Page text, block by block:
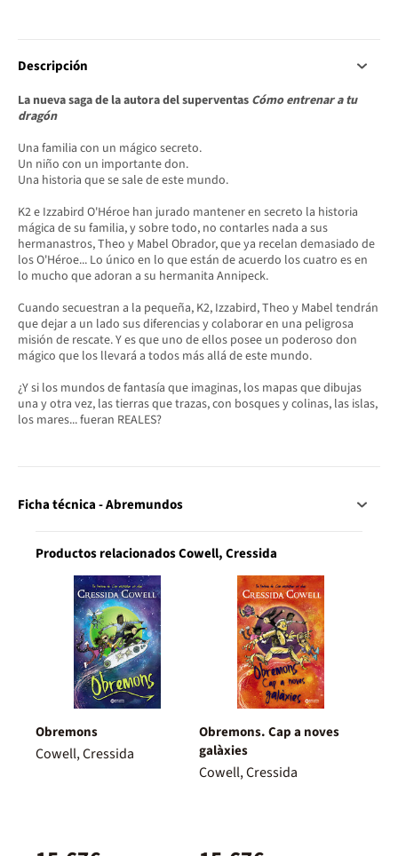
Descripción
La nueva saga de la autora del superventas Cómo entrenar a tu
dragón
Una familia con un mágico secreto.
Un niño con un importante don.
Una historia que se sale de este mundo.
K2 e Izzabird O'Héroe han jurado mantener en secreto la historia
mágica de su familia, y sobre todo, no contarles nada a sus
hermanastros, Theo y Mabel Obrador, que ya recelan demasiado de
los O'Héroe... Lo único en lo que están de acuerdo los cuatro es en
lo mucho que adoran a su hermanita Annipeck.
Cuando secuestran a la pequeña, K2, Izzabird, Theo y Mabel tendrán
que dejar a un lado sus diferencias y colaborar en una peligrosa
misión de rescate. Y es que uno de ellos posee un poderoso don
mágico que los llevará a todos más allá de este mundo.
¿Y si los mundos de fantasía que imaginas, los mapas que dibujas
una y otra vez, las tierras que trazas, con bosques y colinas, las islas,
los mares... fueran REALES?
Ficha técnica - Abremundos
Productos relacionados Cowell, Cressida
Obremons
Cowell, Cressida
Obremons. Cap a noves
galàxies
Cowell, Cressida